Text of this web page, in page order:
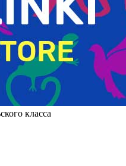
класса